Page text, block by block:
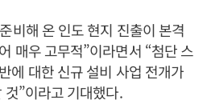
비해 온 인도 현지 진출이 본격
매우 고무적”이라면서 “첨단 스
에 대한 신규 설비 사업 전개가
”이라고 기대했다.